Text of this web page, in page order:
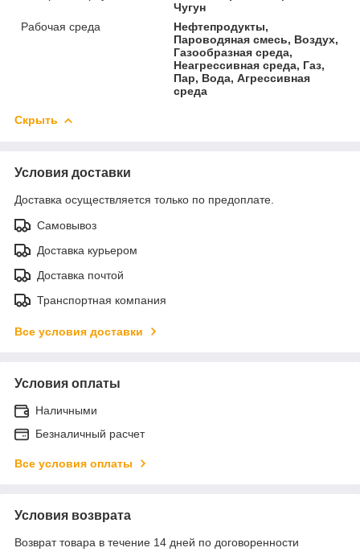
Чугун
Рабочая среда
Нефтепродукты,
Пароводяная смесь, Воздух,
Газообразная среда,
Неагрессивная среда, Газ,
Пар, Вода, Агрессивная
среда
Скрыть
Условия доставки
Доставка осуществляется только по предоплате.
Самовывоз
Доставка курьером
Доставка почтой
Транспортная компания
Все условия доставки
Условия оплаты
Наличными
Безналичный расчет
Все условия оплаты
Условия возврата
Возврат товара в течение 14 дней по договоренности